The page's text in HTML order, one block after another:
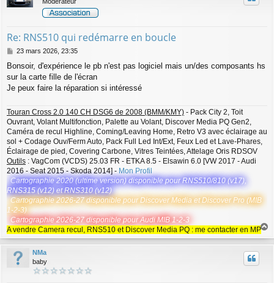
Re: RNS510 qui redémarre en boucle
M
s
s
a
23 mars 2026, 23:35
Bonsoir, d'expérience le pb n'est pas logiciel mais un/des composants hs
sur la carte fille de l'écran
Je peux faire la réparation si intéressé
Touran Cross 2.0 140 CH DSG6 de 2008 (BMM/KMY) - Pack City 2, Toit
Ouvrant, Volant Multifonction, Palette au Volant, Discover Media PQ Gen2,
Caméra de recul Highline, Coming/Leaving Home, Retro V3 avec éclairage au
sol + Codage Ouv/Ferm Auto, Pack Full Led Int/Ext, Feux Led et Lave-Phares,
Éclairage de pied, Covering Carbone, Vitres Teintées, Attelage Oris RDSOV
Outils : VagCom (VCDS) 25.03 FR - ETKA 8.5 - Elsawin 6.0 [VW 2017 - Audi
2016 - Seat 2015 - Skoda 2014] - Mon Profil
Cartographie 2020 (ultime version) disponible pour RNS510/810 (v17),
RNS315 (v12) et RNS310 (v12)
Cartographie 2026-27 disponible pour Discover Media et Discover Pro (MIB
1-2-3)
Cartographie 2026-27 disponible pour Audi MIB 1-2-3
A vendre Camera recul, RNS510 et Discover Media PQ : me contacter en MP
a
u
NMa
baby